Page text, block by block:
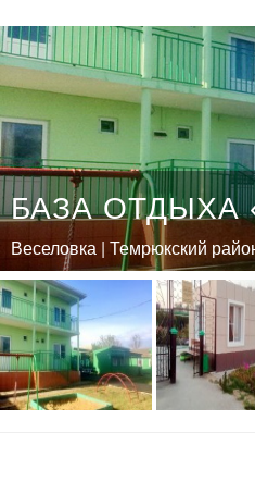
БАЗА ОТДЫХА
Веселовка | Темрюкский